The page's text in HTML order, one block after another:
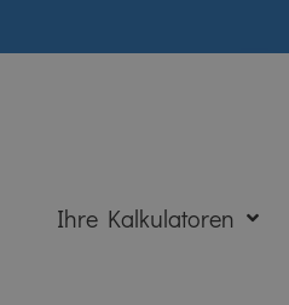
Ihre Kalkulatoren